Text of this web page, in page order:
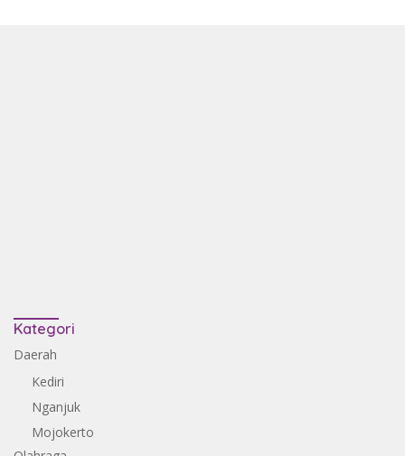
Kategori
Daerah
Kediri
Nganjuk
Mojokerto